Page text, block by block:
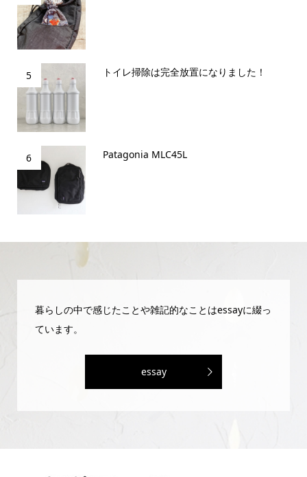
5 トイレ掃除は完全放置になりました！
6 Patagonia MLC45L
暮らしの中で感じたことや雑記的なことはessayに綴っ
ています。
essay